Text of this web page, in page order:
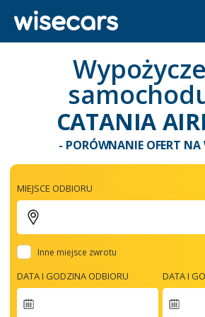
CATANIA
- PORÓWNANIE OFERT NA
MIEJSCE ODBIORU
Inne miejsce zwrotu
DATA I GODZINA ODBIORU DATA I